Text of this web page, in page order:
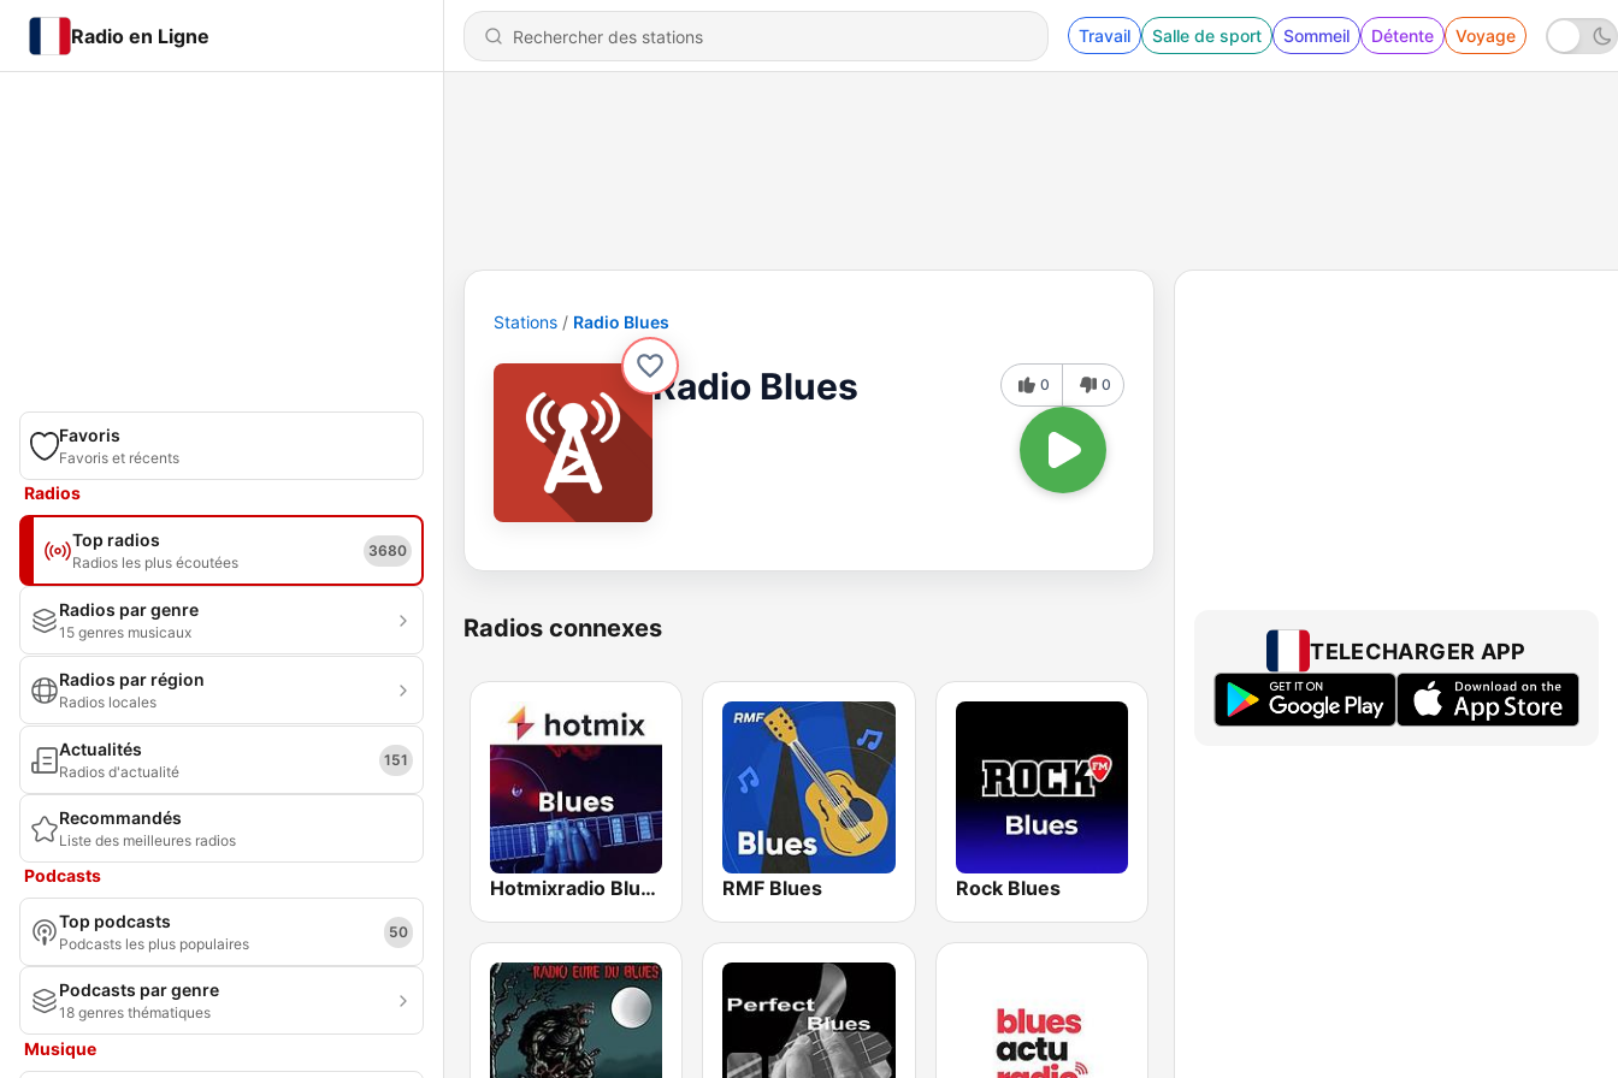
Radio en Ligne Travail Salle de sport Sommeil Détente Voyage
Favoris
Favoris et récents
Radios
Top radios
Radios les plus écoutées
3680
Radios par genre
15 genres musicaux
Radios par région
Radios locales
Actualités
Radios d'actualité
151
Recommandés
Liste des meilleures radios
Podcasts
Top podcasts
Podcasts les plus populaires
50
Podcasts par genre
18 genres thématiques
Musique
Stations Radio Blues
Radio Blues 0 0
Radios connexes
Hotmixradio Blues RMF Blues Rock Blues
TELECHARGER APP